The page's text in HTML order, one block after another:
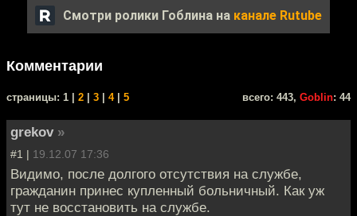
Смотри ролики Гоблина на канале Rutube
Комментарии
cтраницы: 1 | 2 | 3 | 4| 5 всего: 443, Goblin: 44
grekov »
#1 | 19.12.07 17:36
Видимо, после долгого отсутствия на службе,
гражданин принес купленный больничный. Как уж
тут не восстановить на службе.